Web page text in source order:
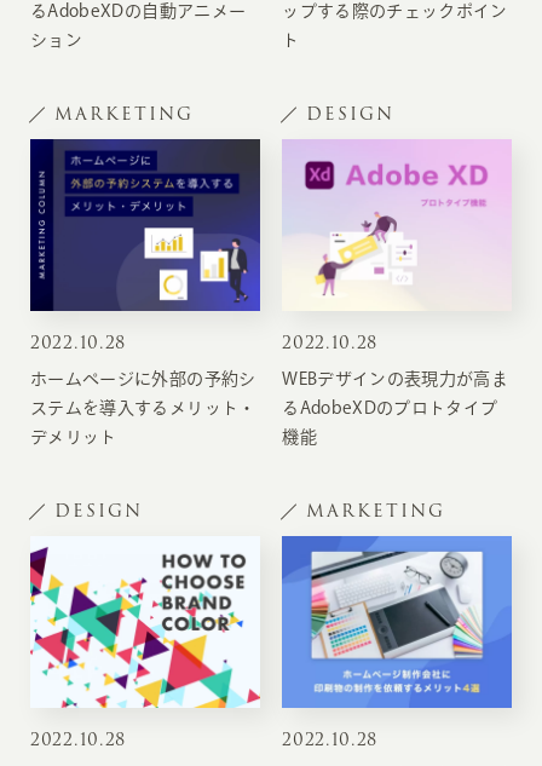
るAdobeXDの自動アニメー
ション
ップする際のチェックポイン
ト
MARKETING
2022.10.28
ホームページに外部の予約シ
ステムを導入するメリット・
デメリット
DESIGN
2022.10.28
WEBデザインの表現力が高ま
るAdobeXDのプロトタイプ
機能
DESIGN
2022.10.28
MARKETING
2022.10.28